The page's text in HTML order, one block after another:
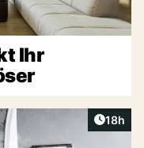
Ihr
Artikel
18h